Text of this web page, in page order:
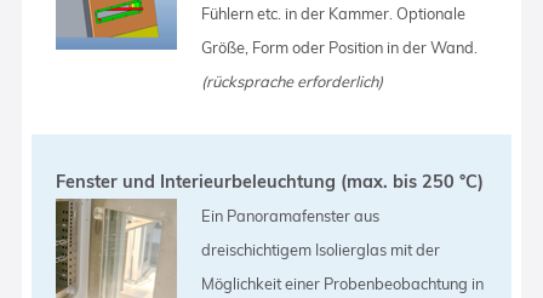
Fühlern etc. in der Kammer. Optionale
Größe, Form oder Position in der Wand.
(rücksprache erforderlich)
Fenster und Interieurbeleuchtung (max. bis 250 °C)
Ein Panoramafenster aus
dreischichtigem Isolierglas mit der
Möglichkeit einer Probenbeobachtung in